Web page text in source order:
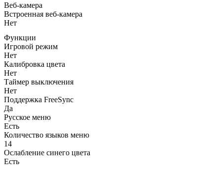
Веб-камера
Встроенная веб-камера
Нет
Функции
Игровой режим
Нет
Калибровка цвета
Нет
Таймер выключения
Нет
Поддержка FreeSync
Да
Русское меню
Есть
Количество языков меню
14
Ослабление синего цвета
Есть